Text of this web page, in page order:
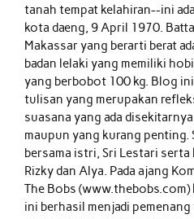
tanah tempat kelahiran--ini
kota daeng, 9 April 1970.
Makassar yang berarti berat
badan lelaki yang memiliki
yang berbobot 100 kg. Blog
tulisan yang merupakan
suasana yang ada
maupun yang kurang penting.
bersama istri, Sri Lestari serta
Rizky dan Alya. Pada ajang
The Bobs
ini berhasil menjadi